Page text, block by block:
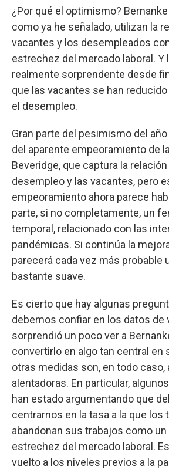
¿Por qué el optimismo?
como ya he señalado, utilizan la
vacantes y los desempleados
estrechez del mercado laboral. Y
realmente sorprendente desde
que las vacantes se han
el desempleo.
Gran parte del pesimismo del
del aparente empeoramiento de
Beveridge, que captura la relación
desempleo y las vacantes, pero
empeoramiento ahora parece
parte, si no completamente, un
temporal, relacionado con las
pandémicas. Si continúa la
parecerá cada vez más probable
bastante suave.
Es cierto que hay algunas
debemos confiar en los datos de
sorprendió un poco ver a
convertirlo en algo tan central en
otras medidas son, en todo caso,
alentadoras. En particular,
han estado argumentando que
centrarnos en la tasa a la que los
abandonan sus trabajos como un
estrechez del mercado laboral.
vuelto a los niveles previos a la